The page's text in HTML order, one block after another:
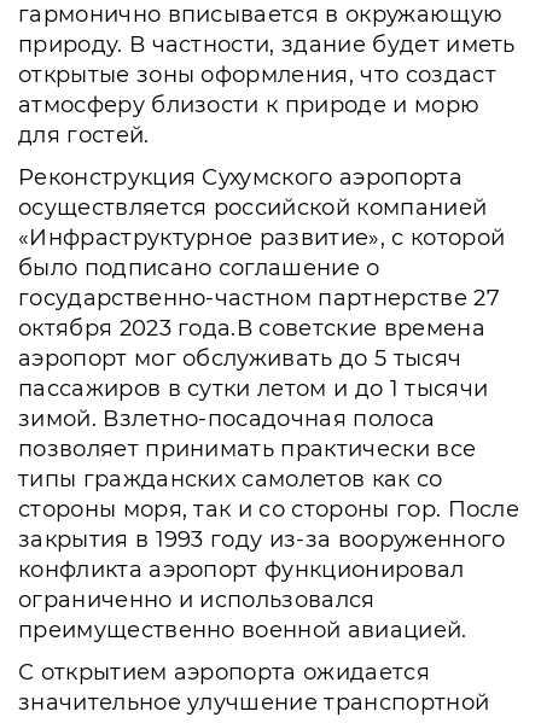
гармонично вписывается в окружающую
природу. В частности, здание будет иметь
открытые зоны оформления, что создаст
атмосферу близости к природе и морю
для гостей.
Реконструкция Сухумского аэропорта
осуществляется российской компанией
«Инфраструктурное развитие», с которой
было подписано соглашение о
государственно-частном партнерстве 27
октября 2023 года.В советские времена
аэропорт мог обслуживать до 5 тысяч
пассажиров в сутки летом и до 1 тысячи
зимой. Взлетно-посадочная полоса
позволяет принимать практически все
типы гражданских самолетов как со
стороны моря, так и со стороны гор. После
закрытия в 1993 году из-за вооруженного
конфликта аэропорт функционировал
ограниченно и использовался
преимущественно военной авиацией.
С открытием аэропорта ожидается
значительное улучшение транспортной